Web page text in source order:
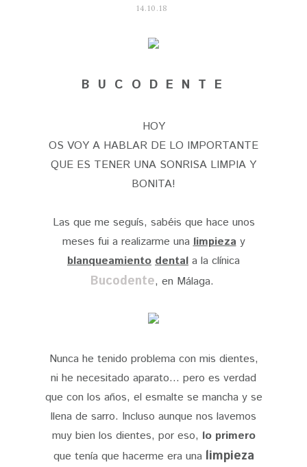
14.10.18
B U C O D E N T E
HOY
OS VOY A HABLAR DE LO IMPORTANTE
QUE ES TENER UNA SONRISA LIMPIA Y
BONITA!
Las que me seguís, sabéis que hace unos
meses fui a realizarme unalimpiezay
blanqueamiento dental a la clínica
Bucodente, en Málaga.
Nunca he tenido problema con mis dientes,
ni he necesitado aparato... pero es verdad
que con los años, el esmalte se mancha y se
llena de sarro. Incluso aunque nos lavemos
muy bien los dientes, por eso, lo primero
que tenía que hacerme era una limpieza